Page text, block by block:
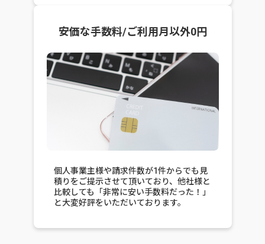
安価な手数料/ご利用月以外0円
個人事業主様や請求件数が1件からでも見
積りをご提示させて頂いており、他社様と
比較しても「非常に安い手数料だった！」
と大変好評をいただいております。